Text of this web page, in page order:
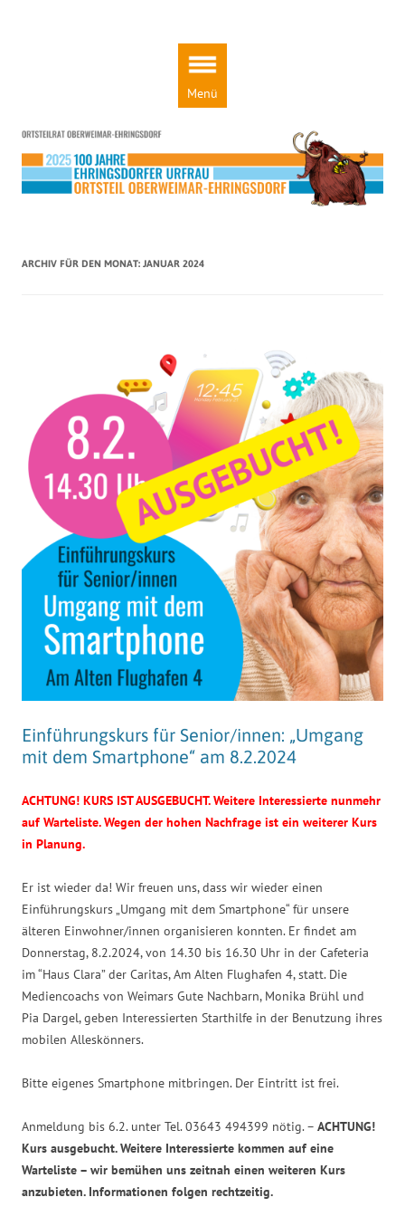
Menü
ARCHIV FÜR DEN MONAT: JANUAR 2024
Einführungskurs für Senior/innen: „Umgang
mit dem Smartphone“ am 8.2.2024
ACHTUNG! KURS IST AUSGEBUCHT. Weitere Interessierte nunmehr
auf Warteliste. Wegen der hohen Nachfrage ist ein weiterer Kurs
in Planung.
Er ist wieder da! Wir freuen uns, dass wir wieder einen
Einführungskurs „Umgang mit dem Smartphone“ für unsere
älteren Einwohner/innen organisieren konnten. Er findet am
Donnerstag, 8.2.2024, von 14.30 bis 16.30 Uhr in der Cafeteria
im “Haus Clara” der Caritas, Am Alten Flughafen 4, statt. Die
Mediencoachs von Weimars Gute Nachbarn, Monika Brühl und
Pia Dargel, geben Interessierten Starthilfe in der Benutzung ihres
mobilen Alleskönners.
Bitte eigenes Smartphone mitbringen. Der Eintritt ist frei.
Anmeldung bis 6.2. unter Tel. 03643 494399 nötig. – ACHTUNG!
Kurs ausgebucht. Weitere Interessierte kommen auf eine
Warteliste – wir bemühen uns zeitnah einen weiteren Kurs
anzubieten. Informationen folgen rechtzeitig.